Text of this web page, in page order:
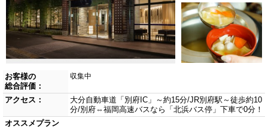
お客様の
総合評価：
収集中
アクセス：
大分自動車道「別府IC」～約15分/JR別府駅～徒歩約10
分/別府⇔福岡高速バスなら「北浜バス停」下車で0分！
オススメプラン